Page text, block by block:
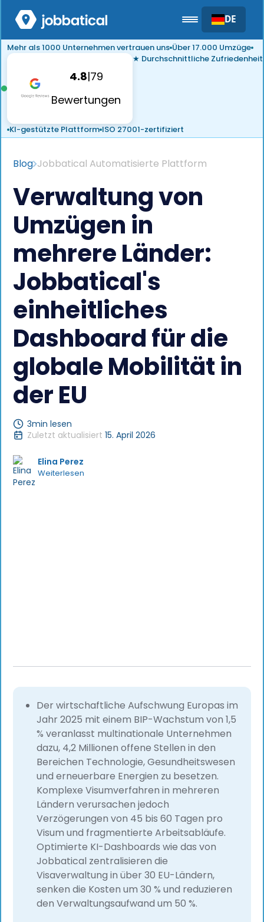
DE
Mehr als 1000 Unternehmen vertrauen uns Über 17.000 Umzüge
4.8|79
Bewertungen
★ Durchschnittliche Zufriedenheit
KI-gestützte Plattform ISO 27001-zertifiziert
Blog Jobbatical Automatisierte Plattform
Verwaltung von
Umzügen in
mehrere Länder:
Jobbatical's
einheitliches
Dashboard für die
globale Mobilität in
der EU
3min lesen
Zuletzt aktualisiert 15. April 2026
Elina Perez
Weiterlesen
Der wirtschaftliche Aufschwung Europas im
Jahr 2025 mit einem BIP-Wachstum von 1,5
% veranlasst multinationale Unternehmen
dazu, 4,2 Millionen offene Stellen in den
Bereichen Technologie, Gesundheitswesen
und erneuerbare Energien zu besetzen.
Komplexe Visumverfahren in mehreren
Ländern verursachen jedoch
Verzögerungen von 45 bis 60 Tagen pro
Visum und fragmentierte Arbeitsabläufe.
Optimierte KI-Dashboards wie das von
Jobbatical zentralisieren die
Visaverwaltung in über 30 EU-Ländern,
senken die Kosten um 30 % und reduzieren
den Verwaltungsaufwand um 50 %.